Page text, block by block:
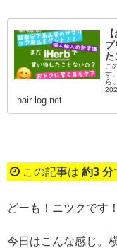
プ
た
こ
す。 まだ利用していない人は、もう今すぐにでも利用しても
らいたい
hair-log.net
この記事は 約3 分
どーも！ニツクです！
今日はこんな感じ。